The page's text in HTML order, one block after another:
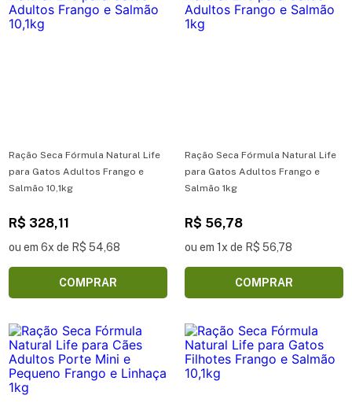
Ração Seca Fórmula Natural Life
para Gatos Adultos Frango e
Salmão 10,1kg
R$ 328,11
ou em 6x de R$ 54,68
COMPRAR
Ração Seca Fórmula Natural Life
para Gatos Adultos Frango e
Salmão 1kg
R$ 56,78
ou em 1x de R$ 56,78
COMPRAR